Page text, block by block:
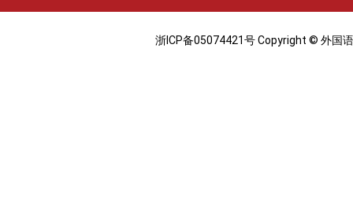
浙ICP备05074421号 Copyright © 外国